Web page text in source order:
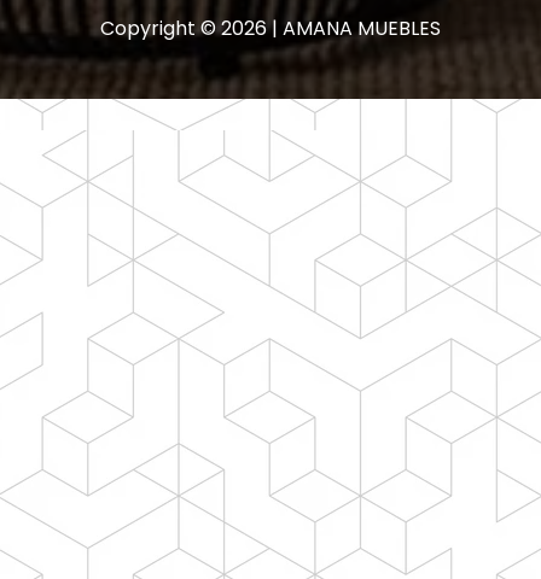
Copyright © 2026 | AMANA MUEBLES